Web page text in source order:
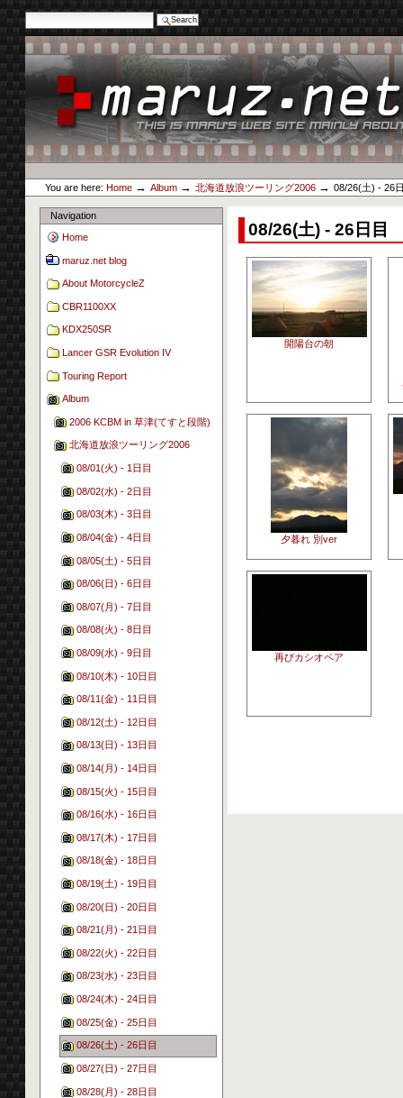
Advanced Search…
Skip
to
content.
navigation
maruz.net
Personal
tools
You are here: Home → Album → 北海道放浪ツーリング2006 → 08/26(土) - 26
Navigation
Home
maruz.net blog
About MotorcycleZ
CBR1100XX
KDX250SR
Lancer GSR Evolution IV
Touring Report
Album
2006 KCBM in 草津(てすと段階)
北海道放浪ツーリング2006
08/01(火) - 1日目
08/02(水) - 2日目
08/03(木) - 3日目
08/04(金) - 4日目
08/05(土) - 5日目
08/06(日) - 6日目
08/07(月) - 7日目
08/08(火) - 8日目
08/09(水) - 9日目
08/10(木) - 10日目
08/11(金) - 11日目
08/12(土) - 12日目
08/13(日) - 13日目
08/14(月) - 14日目
08/15(火) - 15日目
08/16(水) - 16日目
08/17(木) - 17日目
08/18(金) - 18日目
08/19(土) - 19日目
08/20(日) - 20日目
08/21(月) - 21日目
08/22(火) - 22日目
08/23(水) - 23日目
08/24(木) - 24日目
08/25(金) - 25日目
08/26(土) - 26日目
08/27(日) - 27日目
08/28(月) - 28日目
08/26(土) - 26日目
開陽台の朝
夕暮れ 別ver
再びカシオペア